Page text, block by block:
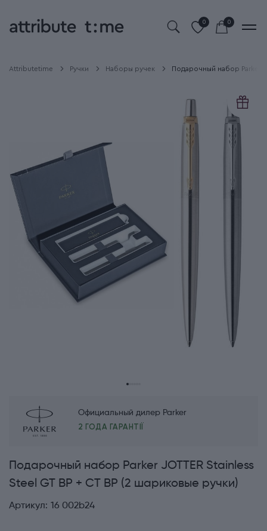
0 0
Attributetime Ручки Наборы ручек Подарочный набор Parker
Официальный дилер Parker
2 ГОДА ГАРАНТІЇ
Подарочный набор Parker JOTTER Stainless
Steel GT BP + CT BP (2 шариковые ручки)
Артикул: 16 002b24